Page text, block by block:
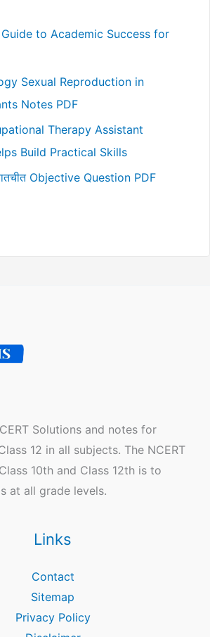
to Academic Success for
Sexual Reproduction in
Notes PDF
Therapy Assistant
Build Practical Skills
Objective Question PDF
Solutions and notes for
12 in all subjects. The NCERT
10th and Class 12th is to
at all grade levels.
Links
Contact
Sitemap
Privacy Policy